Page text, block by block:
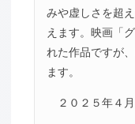
みや虚しさを超
えます。映画「
れた作品ですが
ます。
２０２５年４